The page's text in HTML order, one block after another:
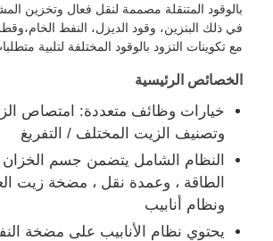
شاحنة ناقلة زيت الوقود
حاوية خزان ISO
شاحنة تنظيف الصرف الصحي
مبردة صندوق شاحنة
بالوقود المتنقلة مصممة لنقل فعال وتخزين
في ذلك البنزين، وقود الديزل، النفط
مع تكوينات التزود بالوقود المختلفة لتلبية
الخصائص الرئيسية
خيارات وظائف متعددة: امتصاص
وتصنيف الزيت المختلف / التفريغ
النظام الشامل يتضمن جسم الخزان
الطاقة ، وعمدة نقل ، مضخة زيت
ونظام أنابيب
يحتوي نظام الأنابيب على مضخة